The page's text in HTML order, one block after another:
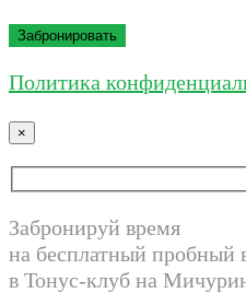
Политика
×
Забронируй время
на бесплатный пробный
в Тонус-клуб на